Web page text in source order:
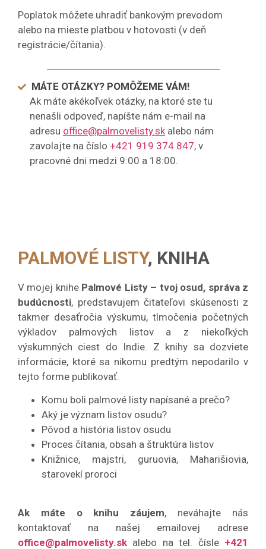
Poplatok môžete uhradiť bankovým prevodom
alebo na mieste platbou v hotovosti (v deň
registrácie/čítania).
MÁTE OTÁZKY? POMÔŽEME VÁM!
Ak máte akékoľvek otázky, na ktoré ste tu
nenašli odpoveď, napíšte nám e-mail na
adresu office@palmovelisty.skalebo nám
zavolajte na číslo +421 919 374 847, v
pracovné dni medzi 9:00 a 18:00.
PALMOVÉ LISTY, KNIHA
V mojej knihe Palmové Listy – tvoj osud, správa z
budúcnosti, predstavujem čitateľovi skúsenosti z
takmer desaťročia výskumu, tlmočenia početných
výkladov palmových listov a z niekoľkých
výskumných ciest do Indie. Z knihy sa dozviete
informácie, ktoré sa nikomu predtým nepodarilo v
tejto forme publikovať.
Komu boli palmové listy napísané a prečo?
Aký je význam listov osudu?
Pôvod a história listov osudu
Proces čítania, obsah a štruktúra listov
Knižnice, majstri, guruovia, Maharišiovia,
starovekí proroci
Ak máte o knihu záujem, neváhajte nás
kontaktovať na našej emailovej adrese
office@palmovelisty.sk alebo na tel. čísle +421